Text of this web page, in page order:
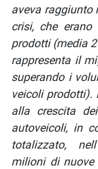
aveva raggiunto
crisi, che
prodotti (media
rappresenta il
superando i
veicoli prodotti).
alla crescita
autoveicoli, in
totalizzato,
milioni di